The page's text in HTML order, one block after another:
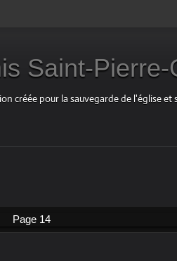
Saint-Pierre-
créée pour la sauvegarde de l'église